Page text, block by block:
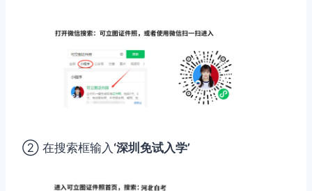
② 在搜索框输入 ‘深圳免试入学’